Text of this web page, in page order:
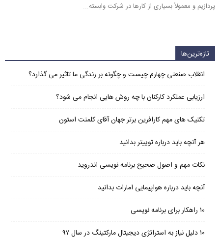
پردازیم و معمولاً بسیاری از کارها در شرکت وابسته...
تازه‌ترین‌ها
انقلاب صنعتی چهارم چیست و چگونه بر زندگی ما تاثیر می گذارد؟
ارزیابی عملکرد کارکنان با چه روش هایی انجام می شود؟
تکنیک های مهم کارافرین برتر جهان آقای کلمنت استون
هر آنچه باید درباره توییتر بدانید
نکات مهم و اصول صحیح برنامه نویسی اندروید
آنچه باید درباره هواپیمایی امارات بدانید
۱۰ راهکار برای برنامه نویسی
۱۰ دلیل نیاز به استراتژی دیجیتال مارکتینگ در سال ۹۷